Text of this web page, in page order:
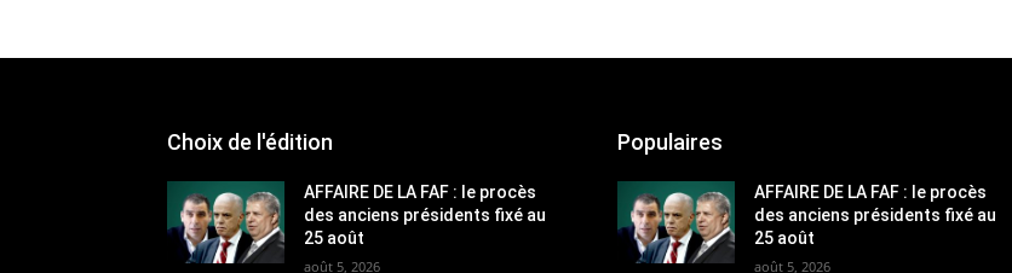
Choix de l'édition
AFFAIRE DE LA FAF : le procès
des anciens présidents fixé au
25 août
août 5, 2026
Populaires
AFFAIRE DE LA FAF : le procès
des anciens présidents fixé au
25 août
août 5, 2026